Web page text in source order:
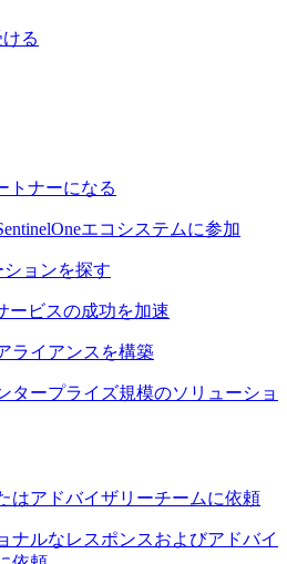
る
トナーになる
エコシステムに参加
ションを探す
ービスの成功を加速
ライアンスを構築
タープライズ規模のソリューショ
はアドバイザリーチームに依頼
ナルなレスポンスおよびアドバイ